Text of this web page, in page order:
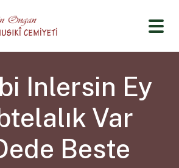
Inlersin Ey
Var
Beste